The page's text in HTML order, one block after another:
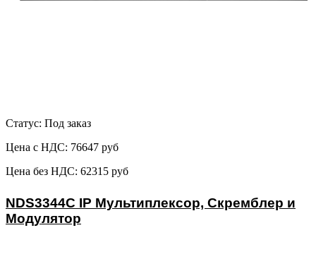
Статус: Под заказ
Цена с НДС: 76647 руб
Цена без НДС: 62315 руб
NDS3344С IP Мультиплексор, Скремблер и
Модулятор